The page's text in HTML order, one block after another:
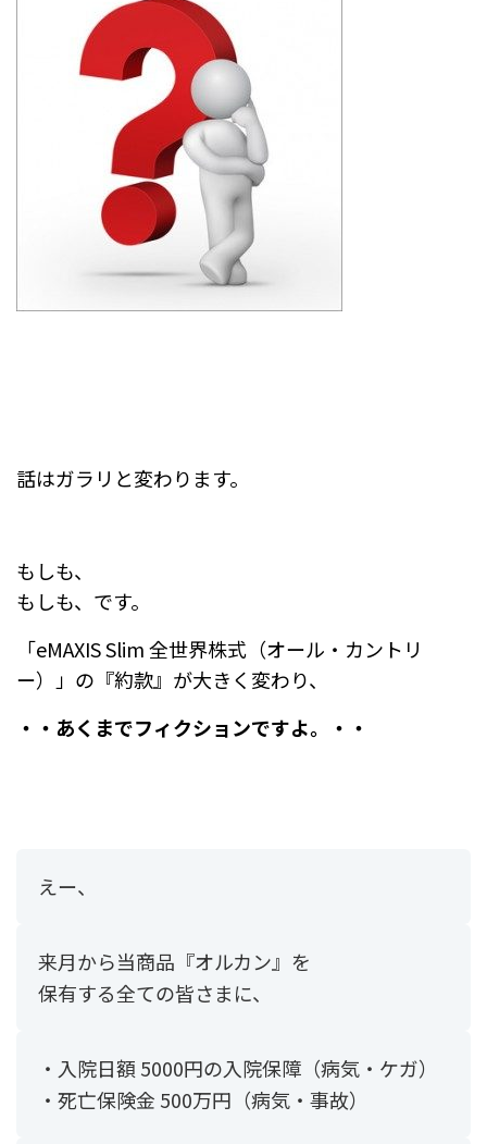
話はガラリと変わります。
もしも、
もしも、です。
「eMAXIS Slim 全世界株式（オール・カントリ
ー）」の『約款』が大きく変わり、
・・あくまでフィクションですよ。・・
えー、
来月から当商品『オルカン』を
保有する全ての皆さまに、
・入院日額 5000円の入院保障（病気・ケガ）
・死亡保険金 500万円（病気・事故）